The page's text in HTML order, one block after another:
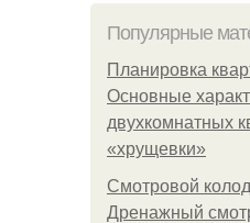
Популярные
Планировка
Основные
двухкомнатных
«хрущевки»
Смотровой
Дренажный